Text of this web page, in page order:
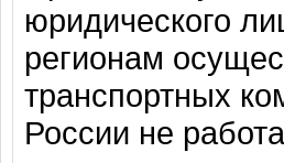
юридического
регионам
транспортных
России не